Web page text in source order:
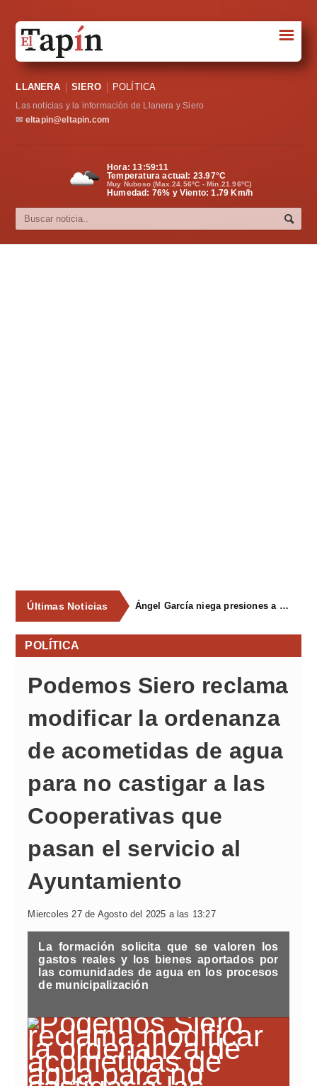
Sociedad
Política
Cultura
☰
LLANERA SIERO POLÍTICA
Las noticias y la información de Llanera y Siero
✉ eltapin@eltapin.com
Hora:13:59:12
Temperatura actual: 23.97°C
Muy Nuboso (Max.24.56ºC - Min.21.96ºC)
Humedad: 76% y Viento: 1.79 Km/h
Últimas Noticias Ángel García niega presiones a comercios y asegura que el Ayuntamiento cumple "de manera muy rigurosa" la Ley de Contratos
POLÍTICA
Podemos Siero reclama
modificar la ordenanza
de acometidas de agua
para no castigar a las
Cooperativas que
pasan el servicio al
Ayuntamiento
Miercoles 27 de Agosto del 2025 a las 13:27
La formación solicita que se valoren los
gastos reales y los bienes aportados por
las comunidades de agua en los procesos
de municipalización